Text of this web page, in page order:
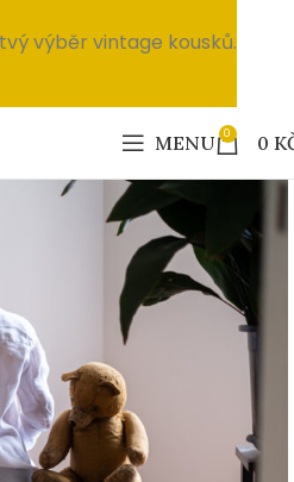
MENU 0 0
výběr vintage kousků.